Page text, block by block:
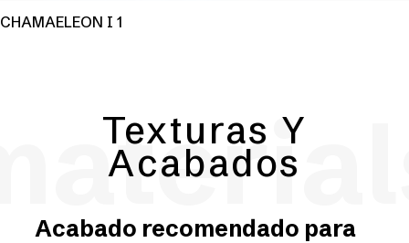
CHAMAELEON I 1
Texturas Y
Acabados
Acabado recomendado para